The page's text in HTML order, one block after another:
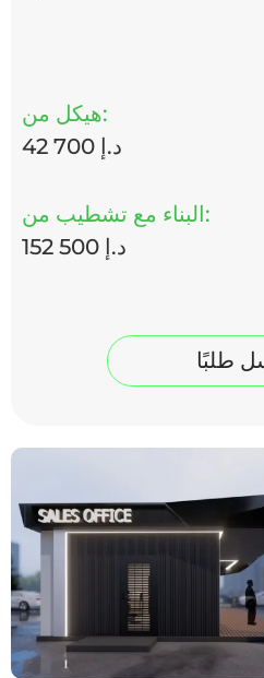
هيكل من:
42 700 د.إ
البناء مع تشطيب من:
152 500 د.إ
طلبًا